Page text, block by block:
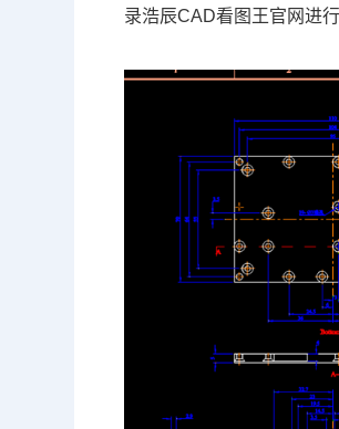
录浩辰CAD看图王官网进